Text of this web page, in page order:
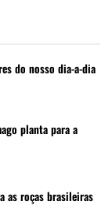
do nosso dia-a-dia
planta para a
as roças brasileiras